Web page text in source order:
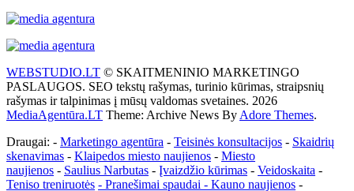
WEBSTUDIO.LT © SKAITMENINIO MARKETINGO
PASLAUGOS. SEO tekstų rašymas, turinio kūrimas, straipsnių
rašymas ir talpinimas į mūsų valdomas svetaines. 2026
MediaAgentūra.LT Theme: Archive News By Adore Themes.
Draugai: - Marketingo agentūra - Teisinės konsultacijos - Skaidrių
skenavimas - Klaipedos miesto naujienos - Miesto
naujienos - Saulius Narbutas - Įvaizdžio kūrimas - Veidoskaita -
Teniso treniruotės - Pranešimai spaudai - Kauno naujienos -